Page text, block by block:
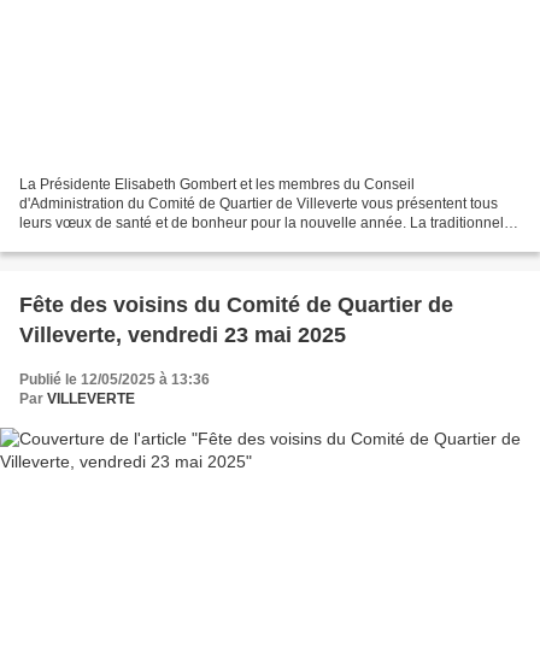
La Présidente Elisabeth Gombert et les membres du Conseil
d'Administration du Comité de Quartier de Villeverte vous présentent tous
leurs vœux de santé et de bonheur pour la nouvelle année. La traditionnelle
Fête des voisins du Comité de Quartier de
Villeverte, vendredi 23 mai 2025
Publié le 12/05/2025 à 13:36
Par VILLEVERTE